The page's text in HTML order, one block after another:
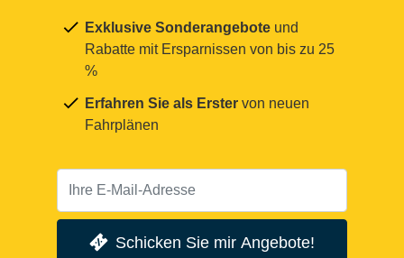
Exklusive Sonderangebote und
Rabatte mit Ersparnissen von bis zu 25
%
Erfahren Sie als Erster von neuen
Fahrplänen
Schicken Sie mir Angebote!